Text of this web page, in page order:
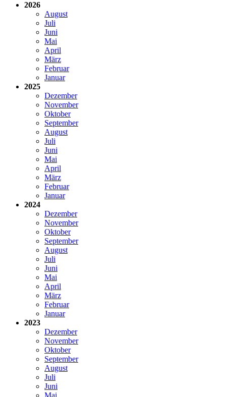
2026
August
Juli
Juni
Mai
April
März
Februar
Januar
2025
Dezember
November
Oktober
September
August
Juli
Juni
Mai
April
März
Februar
Januar
2024
Dezember
November
Oktober
September
August
Juli
Juni
Mai
April
März
Februar
Januar
2023
Dezember
November
Oktober
September
August
Juli
Juni
Mai